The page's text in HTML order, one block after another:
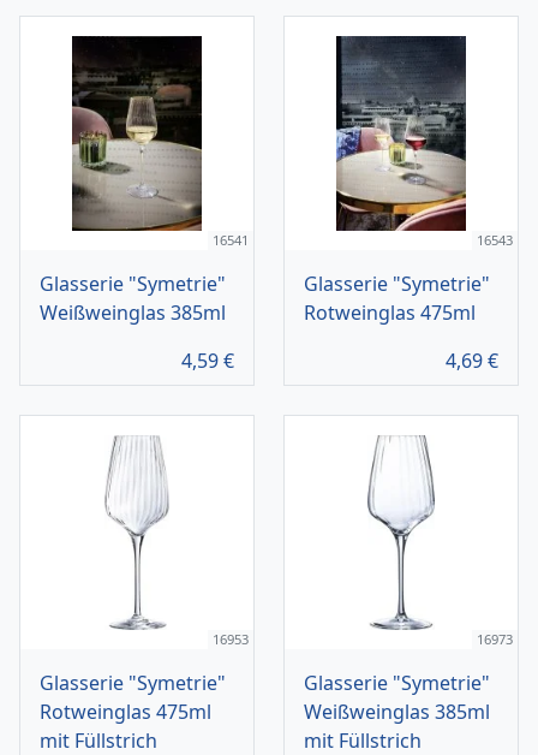
16541
Glasserie "Symetrie"
Weißweinglas 385ml
4,59€
16543
Glasserie "Symetrie"
Rotweinglas 475ml
4,69€
16953
Glasserie "Symetrie"
Rotweinglas 475ml
mit Füllstrich
16973
Glasserie "Symetrie"
Weißweinglas 385ml
mit Füllstrich